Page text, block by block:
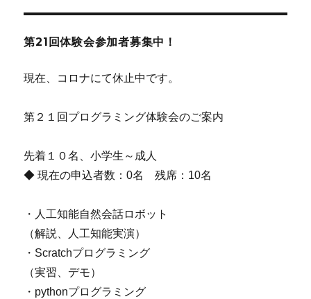
第21回体験会参加者募集中！
現在、コロナにて休止中です。
第２１回プログラミング体験会のご案内
先着１０名、小学生～成人
◆ 現在の申込者数：0名 残席：10名
・人工知能自然会話ロボット
（解説、人工知能実演）
・Scratchプログラミング
（実習、デモ）
・pythonプログラミング